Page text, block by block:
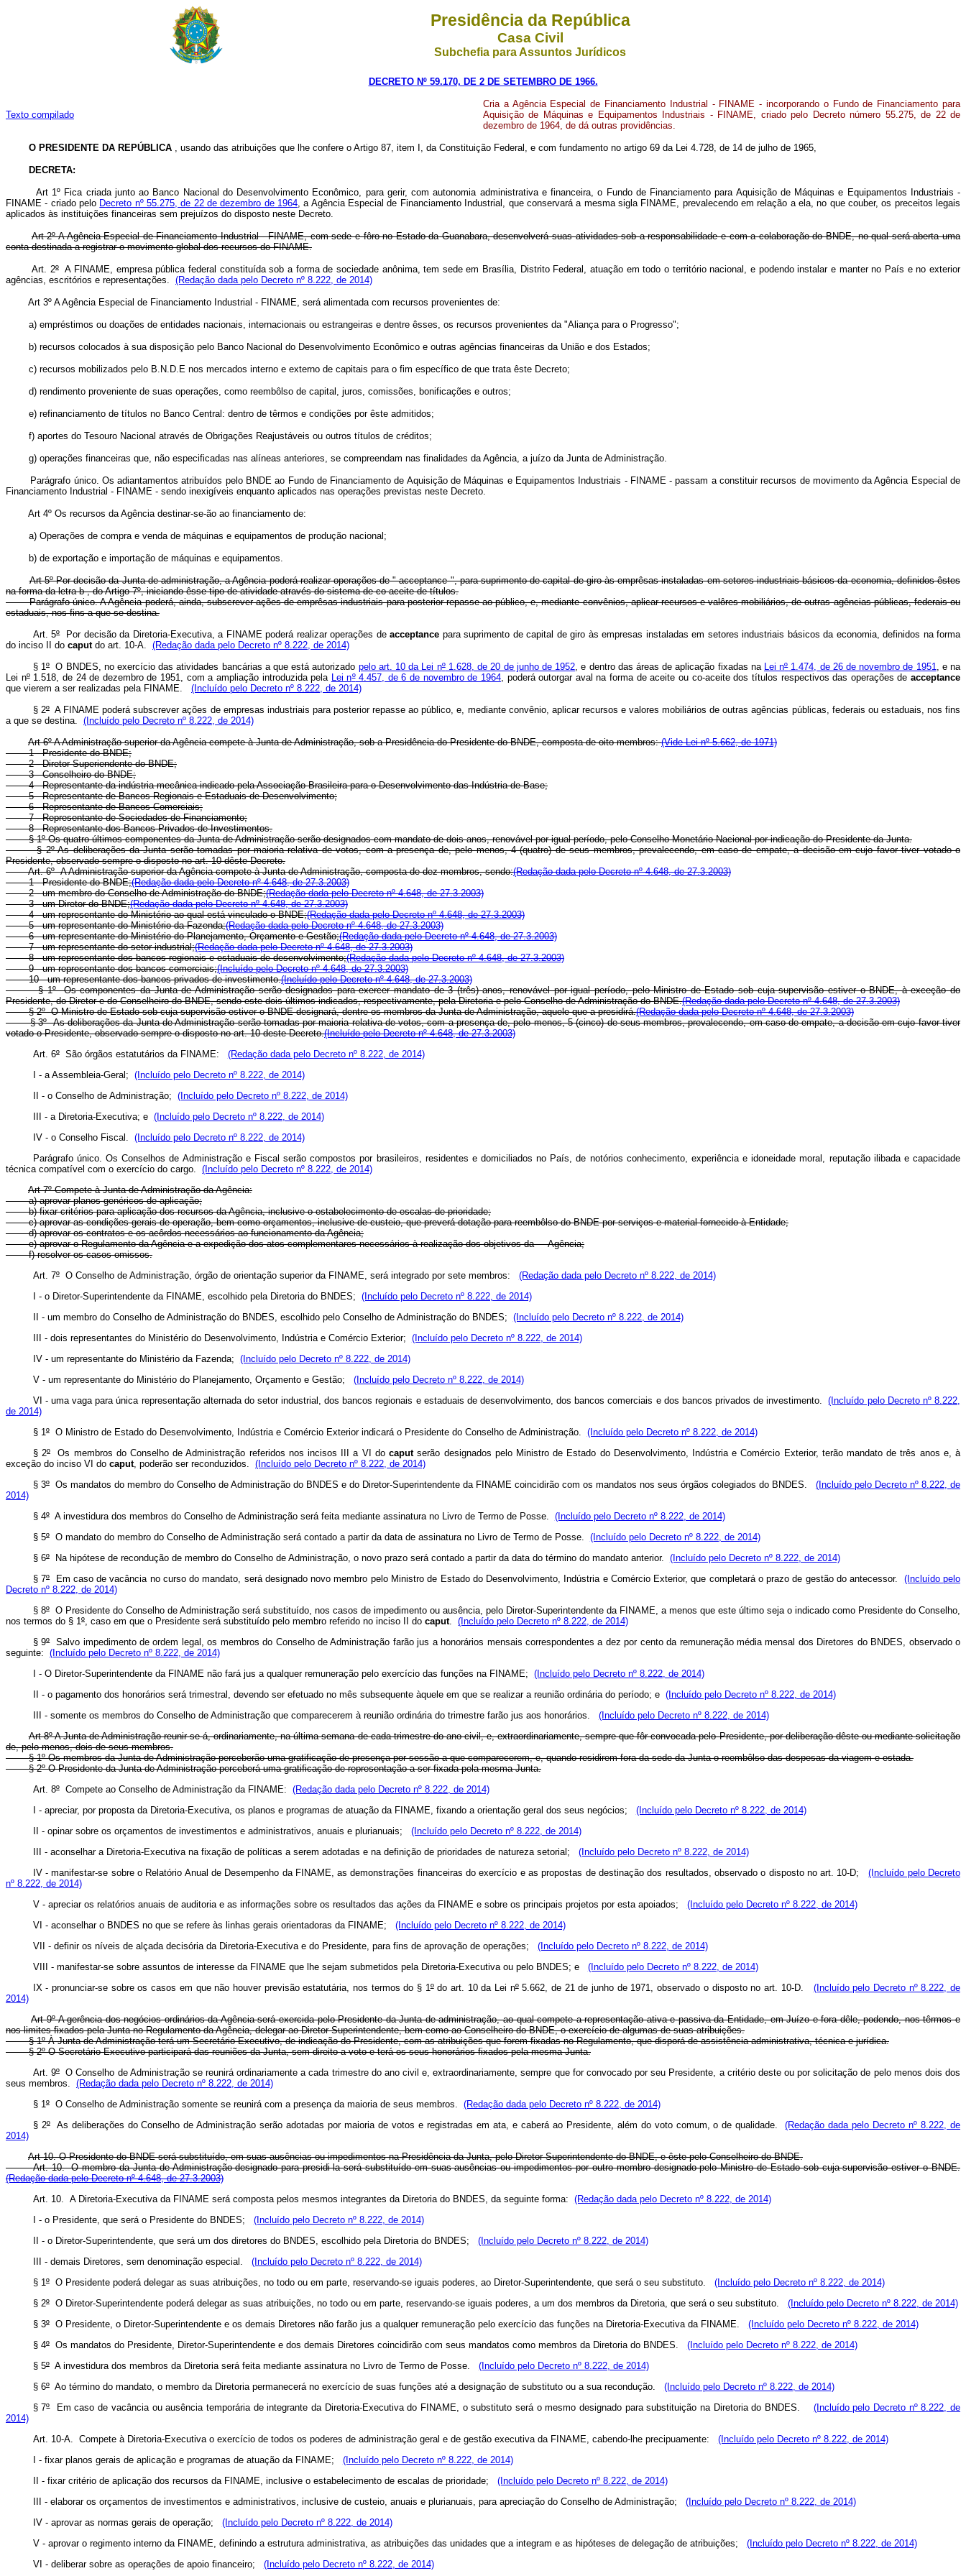
Presidência da República
Casa Civil
Subchefia para Assuntos Jurídicos
DECRETO Nº 59.170, DE 2 DE SETEMBRO DE 1966.
Texto compilado
Cria a Agência Especial de Financiamento Industrial - FINAME - incorporando o Fundo de Financiamento para
Aquisição de Máquinas e Equipamentos Industriais - FINAME, criado pelo Decreto número 55.275, de 22 de
dezembro de 1964, de dá outras providências.
O PRESIDENTE DA REPÚBLICA , usando das atribuições que lhe confere o Artigo 87, item I, da Constituição Federal, e com fundamento no artigo 69 da Lei 4.728, de 14 de julho de 1965,
DECRETA:
Art 1º Fica criada junto ao Banco Nacional do Desenvolvimento Econômico, para gerir, com autonomia administrativa e financeira, o Fundo de Financiamento para Aquisição de Máquinas e Equipamentos Industriais -
FINAME - criado pelo Decreto nº 55.275, de 22 de dezembro de 1964, a Agência Especial de Financiamento Industrial, que conservará a mesma sigla FINAME, prevalecendo em relação a ela, no que couber, os preceitos legais
aplicados às instituições financeiras sem prejuízos do disposto neste Decreto.
Art 2º A Agência Especial de Financiamento Industrial - FINAME, com sede e fôro no Estado da Guanabara, desenvolverá suas atividades sob a responsabilidade e com a colaboração do BNDE, no qual será aberta uma
conta destinada a registrar o movimento global dos recursos do FINAME.
Art. 2ºA FINAME, empresa pública federal constituída sob a forma de sociedade anônima, tem sede em Brasília, Distrito Federal, atuação em todo o território nacional, e podendo instalar e manter no País e no exterior
agências, escritórios e representações. (Redação dada pelo Decreto nº 8.222, de 2014)
Art 3º A Agência Especial de Financiamento Industrial - FINAME, será alimentada com recursos provenientes de:
a) empréstimos ou doações de entidades nacionais, internacionais ou estrangeiras e dentre êsses, os recursos provenientes da "Aliança para o Progresso";
b) recursos colocados à sua disposição pelo Banco Nacional do Desenvolvimento Econômico e outras agências financeiras da União e dos Estados;
c) recursos mobilizados pelo B.N.D.E nos mercados interno e externo de capitais para o fim específico de que trata êste Decreto;
d) rendimento proveniente de suas operações, como reembôlso de capital, juros, comissões, bonificações e outros;
e) refinanciamento de títulos no Banco Central: dentro de têrmos e condições por êste admitidos;
f) aportes do Tesouro Nacional através de Obrigações Reajustáveis ou outros títulos de créditos;
g) operações financeiras que, não especificadas nas alíneas anteriores, se compreendam nas finalidades da Agência, a juízo da Junta de Administração.
Parágrafo único. Os adiantamentos atribuídos pelo BNDE ao Fundo de Financiamento de Aquisição de Máquinas e Equipamentos Industriais - FINAME - passam a constituir recursos de movimento da Agência Especial de
Financiamento Industrial - FINAME - sendo inexigíveis enquanto aplicados nas operações previstas neste Decreto.
Art 4º Os recursos da Agência destinar-se-ão ao financiamento de:
a) Operações de compra e venda de máquinas e equipamentos de produção nacional;
b) de exportação e importação de máquinas e equipamentos.
Art 5º Por decisão da Junta de administração, a Agência poderá realizar operações de " acceptance ", para suprimento de capital de giro às emprêsas instaladas em setores industriais básicos da economia, definidos êstes
na forma da letra b , do Artigo 7º, iniciando êsse tipo de atividade através do sistema de co-aceite de títulos.
Parágrafo único. A Agência poderá, ainda, subscrever ações de emprêsas industriais para posterior repasse ao público, e, mediante convênios, aplicar recursos e valôres mobiliários, de outras agências públicas, federais ou
estaduais, nos fins a que se destina.
Art. 5ºPor decisão da Diretoria-Executiva, a FINAME poderá realizar operações deacceptance para suprimento de capital de giro às empresas instaladas em setores industriais básicos da economia, definidos na forma
do inciso II do caputdo art. 10-A. (Redação dada pelo Decreto nº 8.222, de 2014)
§ 1º O BNDES, no exercício das atividades bancárias a que está autorizado pelo art. 10 da Lei nº1.628, de 20 de junho de 1952, e dentro das áreas de aplicação fixadas na Lei nº1.474, de 26 de novembro de 1951, e na
Lei nº1.518, de 24 de dezembro de 1951, com a ampliação introduzida pela Lei nº4.457, de 6 de novembro de 1964, poderá outorgar aval na forma de aceite ou co-aceite dos títulos respectivos das operações deacceptance
que vierem a ser realizadas pela FINAME. (Incluído pelo Decreto nº 8.222, de 2014)
§ 2ºA FINAME poderá subscrever ações de empresas industriais para posterior repasse ao público, e, mediante convênio, aplicar recursos e valores mobiliários de outras agências públicas, federais ou estaduais, nos fins
a que se destina. (Incluído pelo Decreto nº 8.222, de 2014)
Art 6º A Administração superior da Agência compete à Junta de Administração, sob a Presidência do Presidente do BNDE, composta de oito membros:(Vide Lei nº 5.662, de 1971)
1 - Presidente do BNDE;
2 - Diretor-Superiendente do BNDE;
3 - Conselheiro do BNDE;
4 - Representante da indústria mecânica indicado pela Associação Brasileira para o Desenvolvimento das Indústria de Base;
5 - Representante de Bancos Regionais e Estaduais de Desenvolvimento;
6 - Representante de Bancos Comerciais;
7 - Representante de Sociedades de Financiamento;
8 - Representante dos Bancos Privados de Investimentos.
§ 1º Os quatro últimos componentes da Junta de Administração serão designados com mandato de dois anos, renovável por igual período, pelo Conselho Monetário Nacional por indicação do Presidente da Junta.
§ 2º As deliberações da Junta serão tomadas por maioria relativa de votos, com a presença de, pelo menos, 4 (quatro) de seus membros, prevalecendo, em caso de empate, a decisão em cujo favor tiver votado o
Presidente, observado sempre o disposto no art. 10 dêste Decreto.
Art. 6º A Administração superior da Agência compete à Junta de Administração, composta de dez membros, sendo:(Redação dada pelo Decreto nº 4.648, de 27.3.2003)
1 - Presidente do BNDE;(Redação dada pelo Decreto nº 4.648, de 27.3.2003)
2 - um membro do Conselho de Administração do BNDE;(Redação dada pelo Decreto nº 4.648, de 27.3.2003)
3 - um Diretor do BNDE;(Redação dada pelo Decreto nº 4.648, de 27.3.2003)
4 - um representante do Ministério ao qual está vinculado o BNDE;(Redação dada pelo Decreto nº 4.648, de 27.3.2003)
5 - um representante do Ministério da Fazenda;(Redação dada pelo Decreto nº 4.648, de 27.3.2003)
6 - um representante do Ministério do Planejamento, Orçamento e Gestão;(Redação dada pelo Decreto nº 4.648, de 27.3.2003)
7 - um representante do setor industrial;(Redação dada pelo Decreto nº 4.648, de 27.3.2003)
8 - um representante dos bancos regionais e estaduais de desenvolvimento;(Redação dada pelo Decreto nº 4.648, de 27.3.2003)
9 - um representante dos bancos comerciais;(Incluído pelo Decreto nº 4.648, de 27.3.2003)
10 - um representante dos bancos privados de investimento.(Incluído pelo Decreto nº 4.648, de 27.3.2003)
§ 1º Os componentes da Junta de Administração serão designados para exercer mandato de 3 (três) anos, renovável por igual período, pelo Ministro de Estado sob cuja supervisão estiver o BNDE, à exceção do
Presidente, do Diretor e do Conselheiro do BNDE, sendo este dois últimos indicados, respectivamente, pela Diretoria e pelo Conselho de Administração do BNDE.(Redação dada pelo Decreto nº 4.648, de 27.3.2003)
§ 2º O Ministro de Estado sob cuja supervisão estiver o BNDE designará, dentre os membros da Junta de Administração, aquele que a presidirá.(Redação dada pelo Decreto nº 4.648, de 27.3.2003)
§ 3º As deliberações da Junta de Administração serão tomadas por maioria relativa de votos, com a presença de, pelo menos, 5 (cinco) de seus membros, prevalecendo, em caso de empate, a decisão em cujo favor tiver
votado o Presidente, observado sempre o disposto no art. 10 deste Decreto.(Incluído pelo Decreto nº 4.648, de 27.3.2003)
Art. 6ºSão órgãos estatutários da FINAME: (Redação dada pelo Decreto nº 8.222, de 2014)
I - a Assembleia-Geral; (Incluído pelo Decreto nº 8.222, de 2014)
II - o Conselho de Administração; (Incluído pelo Decreto nº 8.222, de 2014)
III - a Diretoria-Executiva; e (Incluído pelo Decreto nº 8.222, de 2014)
IV - o Conselho Fiscal. (Incluído pelo Decreto nº 8.222, de 2014)
Parágrafo único. Os Conselhos de Administração e Fiscal serão compostos por brasileiros, residentes e domiciliados no País, de notórios conhecimento, experiência e idoneidade moral, reputação ilibada e capacidade
técnica compatível com o exercício do cargo. (Incluído pelo Decreto nº 8.222, de 2014)
Art 7º Compete à Junta de Administração da Agência:
a) aprovar planos genéricos de aplicação;
b) fixar critérios para aplicação dos recursos da Agência, inclusive o estabelecimento de escalas de prioridade;
c) aprovar as condições gerais de operação, bem como orçamentos, inclusive de custeio, que preverá dotação para reembôlso do BNDE por serviços e material fornecido à Entidade;
d) aprovar os contratos e os acôrdos necessários ao funcionamento da Agência;
e) aprovar o Regulamento da Agência e a expedição dos atos complementares necessários à realização dos objetivos da Agência;
f) resolver os casos omissos.
Art. 7ºO Conselho de Administração, órgão de orientação superior da FINAME, será integrado por sete membros: (Redação dada pelo Decreto nº 8.222, de 2014)
I - o Diretor-Superintendente da FINAME, escolhido pela Diretoria do BNDES; (Incluído pelo Decreto nº 8.222, de 2014)
II - um membro do Conselho de Administração do BNDES, escolhido pelo Conselho de Administração do BNDES; (Incluído pelo Decreto nº 8.222, de 2014)
III - dois representantes do Ministério do Desenvolvimento, Indústria e Comércio Exterior; (Incluído pelo Decreto nº 8.222, de 2014)
IV - um representante do Ministério da Fazenda; (Incluído pelo Decreto nº 8.222, de 2014)
V - um representante do Ministério do Planejamento, Orçamento e Gestão; (Incluído pelo Decreto nº 8.222, de 2014)
VI - uma vaga para única representação alternada do setor industrial, dos bancos regionais e estaduais de desenvolvimento, dos bancos comerciais e dos bancos privados de investimento.(Incluído pelo Decreto nº 8.222,
de 2014)
§ 1ºO Ministro de Estado do Desenvolvimento, Indústria e Comércio Exterior indicará o Presidente do Conselho de Administração. (Incluído pelo Decreto nº 8.222, de 2014)
§ 2º Os membros do Conselho de Administração referidos nos incisos III a VI docaputserão designados pelo Ministro de Estado do Desenvolvimento, Indústria e Comércio Exterior, terão mandato de três anos e, à
exceção do inciso VI do caput, poderão ser reconduzidos. (Incluído pelo Decreto nº 8.222, de 2014)
§ 3ºOs mandatos do membro do Conselho de Administração do BNDES e do Diretor-Superintendente da FINAME coincidirão com os mandatos nos seus órgãos colegiados do BNDES. (Incluído pelo Decreto nº 8.222, de
2014)
§ 4ºA investidura dos membros do Conselho de Administração será feita mediante assinatura no Livro de Termo de Posse. (Incluído pelo Decreto nº 8.222, de 2014)
§ 5ºO mandato do membro do Conselho de Administração será contado a partir da data de assinatura no Livro de Termo de Posse. (Incluído pelo Decreto nº 8.222, de 2014)
§ 6ºNa hipótese de recondução de membro do Conselho de Administração, o novo prazo será contado a partir da data do término do mandato anterior. (Incluído pelo Decreto nº 8.222, de 2014)
§ 7º Em caso de vacância no curso do mandato, será designado novo membro pelo Ministro de Estado do Desenvolvimento, Indústria e Comércio Exterior, que completará o prazo de gestão do antecessor. (Incluído pelo
Decreto nº 8.222, de 2014)
§ 8ºO Presidente do Conselho de Administração será substituído, nos casos de impedimento ou ausência, pelo Diretor-Superintendente da FINAME, a menos que este último seja o indicado como Presidente do Conselho,
nos termos do § 1º, caso em que o Presidente será substituído pelo membro referido no inciso II do caput. (Incluído pelo Decreto nº 8.222, de 2014)
§ 9ºSalvo impedimento de ordem legal, os membros do Conselho de Administração farão jus a honorários mensais correspondentes a dez por cento da remuneração média mensal dos Diretores do BNDES, observado o
seguinte: (Incluído pelo Decreto nº 8.222, de 2014)
I - O Diretor-Superintendente da FINAME não fará jus a qualquer remuneração pelo exercício das funções na FINAME; (Incluído pelo Decreto nº 8.222, de 2014)
II - o pagamento dos honorários será trimestral, devendo ser efetuado no mês subsequente àquele em que se realizar a reunião ordinária do período; e (Incluído pelo Decreto nº 8.222, de 2014)
III - somente os membros do Conselho de Administração que comparecerem à reunião ordinária do trimestre farão jus aos honorários. (Incluído pelo Decreto nº 8.222, de 2014)
Art 8º A Junta de Administração reunir-se-á, ordinariamente, na última semana de cada trimestre do ano civil, e, extraordinariamente, sempre que fôr convocada pelo Presidente, por deliberação dêste ou mediante solicitação
de, pelo menos, dois de seus membros.
§ 1º Os membros da Junta de Administração perceberão uma gratificação de presença por sessão a que comparecerem, e, quando residirem fora da sede da Junta o reembôlso das despesas da viagem e estada.
§ 2º O Presidente da Junta de Administração perceberá uma gratificação de representação a ser fixada pela mesma Junta.
Art. 8ºCompete ao Conselho de Administração da FINAME: (Redação dada pelo Decreto nº 8.222, de 2014)
I - apreciar, por proposta da Diretoria-Executiva, os planos e programas de atuação da FINAME, fixando a orientação geral dos seus negócios; (Incluído pelo Decreto nº 8.222, de 2014)
II - opinar sobre os orçamentos de investimentos e administrativos, anuais e plurianuais; (Incluído pelo Decreto nº 8.222, de 2014)
III - aconselhar a Diretoria-Executiva na fixação de políticas a serem adotadas e na definição de prioridades de natureza setorial; (Incluído pelo Decreto nº 8.222, de 2014)
IV - manifestar-se sobre o Relatório Anual de Desempenho da FINAME, as demonstrações financeiras do exercício e as propostas de destinação dos resultados, observado o disposto no art. 10-D;(Incluído pelo Decreto
nº 8.222, de 2014)
V - apreciar os relatórios anuais de auditoria e as informações sobre os resultados das ações da FINAME e sobre os principais projetos por esta apoiados; (Incluído pelo Decreto nº 8.222, de 2014)
VI - aconselhar o BNDES no que se refere às linhas gerais orientadoras da FINAME; (Incluído pelo Decreto nº 8.222, de 2014)
VII - definir os níveis de alçada decisória da Diretoria-Executiva e do Presidente, para fins de aprovação de operações; (Incluído pelo Decreto nº 8.222, de 2014)
VIII - manifestar-se sobre assuntos de interesse da FINAME que lhe sejam submetidos pela Diretoria-Executiva ou pelo BNDES; e (Incluído pelo Decreto nº 8.222, de 2014)
IX - pronunciar-se sobre os casos em que não houver previsão estatutária, nos termos do § 1ºdo art. 10 da Lei nº5.662, de 21 de junho de 1971, observado o disposto no art. 10-D. (Incluído pelo Decreto nº 8.222, de
2014)
Art 9º A gerência dos negócios ordinários da Agência será exercida pelo Presidente da Junta de administração, ao qual compete a representação ativa e passiva da Entidade, em Juízo e fora dêle, podendo, nos têrmos e
nos limites fixados pela Junta no Regulamento da Agência, delegar ao Diretor-Superintendente, bem como ao Conselheiro do BNDE, o exercício de algumas de suas atribuições.
§ 1º À Junta de Administração terá um Secretário-Executivo, de indicação do Presidente, com as atribuições que forem fixadas no Regulamento, que disporá de assistência administrativa, técnica e jurídica.
§ 2º O Secretário-Executivo participará das reuniões da Junta, sem direito a voto e terá os seus honorários fixados pela mesma Junta.
Art. 9ºO Conselho de Administração se reunirá ordinariamente a cada trimestre do ano civil e, extraordinariamente, sempre que for convocado por seu Presidente, a critério deste ou por solicitação de pelo menos dois dos
seus membros. (Redação dada pelo Decreto nº 8.222, de 2014)
§ 1ºO Conselho de Administração somente se reunirá com a presença da maioria de seus membros. (Redação dada pelo Decreto nº 8.222, de 2014)
§ 2ºAs deliberações do Conselho de Administração serão adotadas por maioria de votos e registradas em ata, e caberá ao Presidente, além do voto comum, o de qualidade.(Redação dada pelo Decreto nº 8.222, de
2014)
Art 10. O Presidente do BNDE será substituído, em suas ausências ou impedimentos na Presidência da Junta, pelo Diretor-Superintendente do BNDE, e êste pelo Conselheiro do BNDE.
Art. 10. O membro da Junta de Administração designado para presidi-la será substituído em suas ausências ou impedimentos por outro membro designado pelo Ministro de Estado sob cuja supervisão estiver o BNDE.
(Redação dada pelo Decreto nº 4.648, de 27.3.2003)
Art. 10. A Diretoria-Executiva da FINAME será composta pelos mesmos integrantes da Diretoria do BNDES, da seguinte forma: (Redação dada pelo Decreto nº 8.222, de 2014)
I - o Presidente, que será o Presidente do BNDES; (Incluído pelo Decreto nº 8.222, de 2014)
II - o Diretor-Superintendente, que será um dos diretores do BNDES, escolhido pela Diretoria do BNDES; (Incluído pelo Decreto nº 8.222, de 2014)
III - demais Diretores, sem denominação especial. (Incluído pelo Decreto nº 8.222, de 2014)
§ 1ºO Presidente poderá delegar as suas atribuições, no todo ou em parte, reservando-se iguais poderes, ao Diretor-Superintendente, que será o seu substituto. (Incluído pelo Decreto nº 8.222, de 2014)
§ 2ºO Diretor-Superintendente poderá delegar as suas atribuições, no todo ou em parte, reservando-se iguais poderes, a um dos membros da Diretoria, que será o seu substituto. (Incluído pelo Decreto nº 8.222, de 2014)
§ 3ºO Presidente, o Diretor-Superintendente e os demais Diretores não farão jus a qualquer remuneração pelo exercício das funções na Diretoria-Executiva da FINAME. (Incluído pelo Decreto nº 8.222, de 2014)
§ 4ºOs mandatos do Presidente, Diretor-Superintendente e dos demais Diretores coincidirão com seus mandatos como membros da Diretoria do BNDES. (Incluído pelo Decreto nº 8.222, de 2014)
§ 5ºA investidura dos membros da Diretoria será feita mediante assinatura no Livro de Termo de Posse. (Incluído pelo Decreto nº 8.222, de 2014)
§ 6ºAo término do mandato, o membro da Diretoria permanecerá no exercício de suas funções até a designação de substituto ou a sua recondução. (Incluído pelo Decreto nº 8.222, de 2014)
§ 7ºEm caso de vacância ou ausência temporária de integrante da Diretoria-Executiva do FINAME, o substituto será o mesmo designado para substituição na Diretoria do BNDES. (Incluído pelo Decreto nº 8.222, de
2014)
Art. 10-A. Compete à Diretoria-Executiva o exercício de todos os poderes de administração geral e de gestão executiva da FINAME, cabendo-lhe precipuamente: (Incluído pelo Decreto nº 8.222, de 2014)
I - fixar planos gerais de aplicação e programas de atuação da FINAME; (Incluído pelo Decreto nº 8.222, de 2014)
II - fixar critério de aplicação dos recursos da FINAME, inclusive o estabelecimento de escalas de prioridade; (Incluído pelo Decreto nº 8.222, de 2014)
III - elaborar os orçamentos de investimentos e administrativos, inclusive de custeio, anuais e plurianuais, para apreciação do Conselho de Administração; (Incluído pelo Decreto nº 8.222, de 2014)
IV - aprovar as normas gerais de operação; (Incluído pelo Decreto nº 8.222, de 2014)
V - aprovar o regimento interno da FINAME, definindo a estrutura administrativa, as atribuições das unidades que a integram e as hipóteses de delegação de atribuições; (Incluído pelo Decreto nº 8.222, de 2014)
VI - deliberar sobre as operações de apoio financeiro; (Incluído pelo Decreto nº 8.222, de 2014)